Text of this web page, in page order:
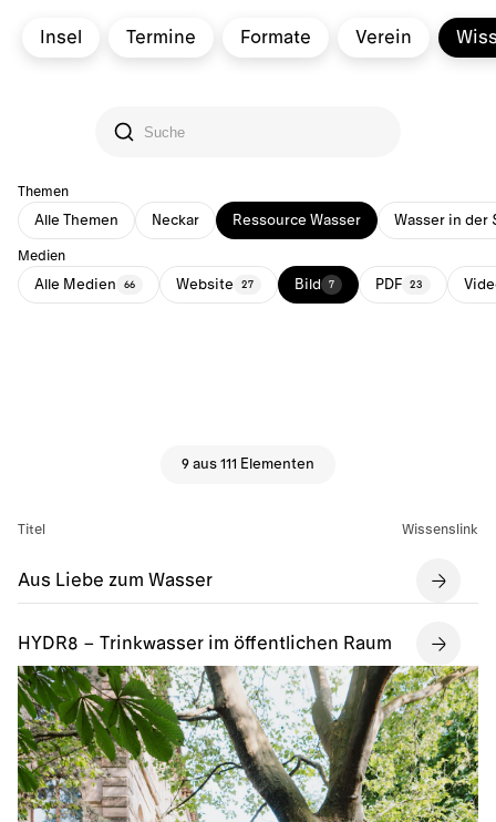
Insel Termine Formate Verein
Themen
Alle Themen Neckar Ressource Wasser Wasser in der
Medien
Alle Medien 66 Website 27 Bild 7 PDF 23
9 aus 111 Elementen
Titel Wissenslink
Aus Liebe zum Wasser
HYDR8 – Trinkwasser im öffentlichen Raum